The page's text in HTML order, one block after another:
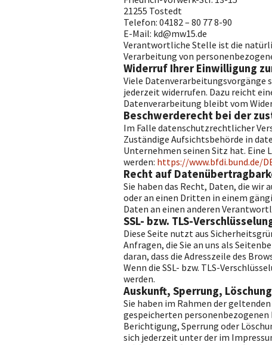
21255 Tostedt
Telefon: 04182 – 80 77 8-90
E-Mail: kd@mw15.de
Verantwortliche Stelle ist die
Verarbeitung von
Widerruf Ihrer Einwilligung
Viele
jederzeit widerrufen. Dazu reicht
Datenverarbeitung bleibt vom
Beschwerderecht bei der
Im Falle datenschutzrechtlicher
Zuständige Aufsichtsbehörde in
Unternehmen seinen Sitz hat.
werden: https://www.bfdi.bund.de/
Recht auf
Sie haben das Recht, Daten, die
oder an einen Dritten in einem
Daten an einen anderen
SSL- bzw. TLS-
Diese Seite nutzt aus
Anfragen, die Sie an uns als
daran, dass die Adresszeile des
Wenn die SSL- bzw. TLS-
werden.
Auskunft, Sperrung, Löschung
Sie haben im Rahmen der
gespeicherten personenbezogenen
Berichtigung, Sperrung oder
sich jederzeit unter der im